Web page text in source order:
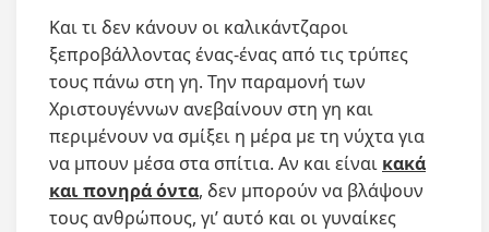
Και τι δεν κάνουν οι καλικάντζαροι
ξεπροβάλλοντας ένας-ένας από τις τρύπες
τους πάνω στη γη. Την παραμονή των
Χριστουγέννων ανεβαίνουν στη γη και
περιμένουν να σμίξει η μέρα με τη νύχτα για
να μπουν μέσα στα σπίτια. Αν και είναι κακά
και πονηρά όντα, δεν μπορούν να βλάψουν
τους ανθρώπους, γι’ αυτό και οι γυναίκες